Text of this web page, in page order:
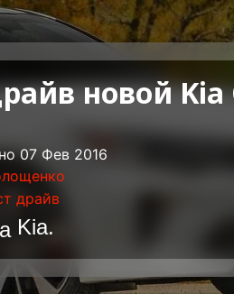
новой
07 Фев 2016
драйв
Kia.